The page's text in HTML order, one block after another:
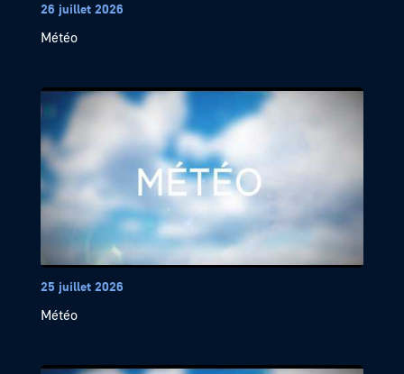
26 juillet 2026
Météo
25 juillet 2026
Météo